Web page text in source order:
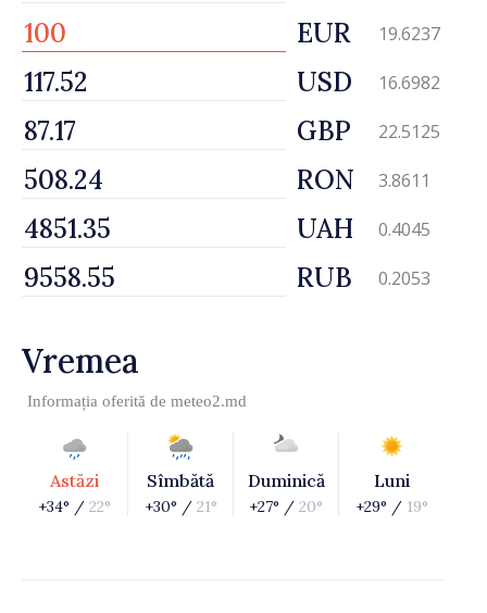
EUR 19.6237
USD 16.6982
GBP 22.5125
RON 3.8611
UAH 0.4045
RUB 0.2053
Vremea
Informația oferită de meteo2.md
Astăzi
+34° / 22°
Sîmbătă
+30° / 21°
Duminică
+27° / 20°
Luni
+29° / 19°